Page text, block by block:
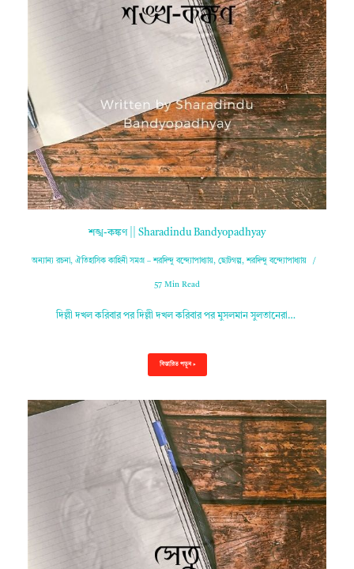
শঙ্খ-কঙ্কণ || Sharadindu Bandyopadhyay
অন্যান্য রচনা, ঐতিহাসিক কাহিনী সমগ্র – শরদিন্দু বন্দ্যোপাধ্যায়, ছোটগল্প,শরদিন্দু বন্দ্যোপাধ্যায়
57 Min Read
দিল্লী দখল করিবার পর দিল্লী দখল করিবার পর মুসলমান সুলতানেরা…
বিস্তারিত পড়ুন »